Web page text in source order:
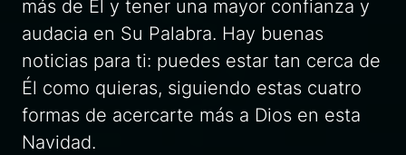
más de Él y tener una mayor confianza y
audacia en Su Palabra. Hay buenas
noticias para ti: puedes estar tan cerca de
Él como quieras, siguiendo estas cuatro
formas de acercarte más a Dios en esta
Navidad.